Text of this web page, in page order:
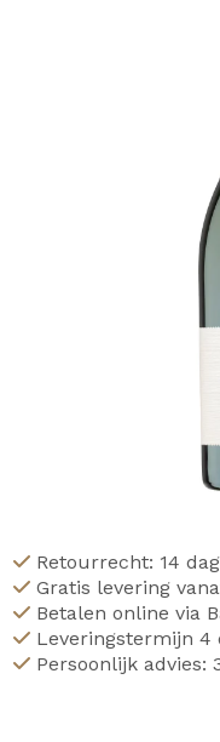
Retourrecht: 14
Gratis levering
Betalen online via
Leveringstermijn 4
Persoonlijk advies: